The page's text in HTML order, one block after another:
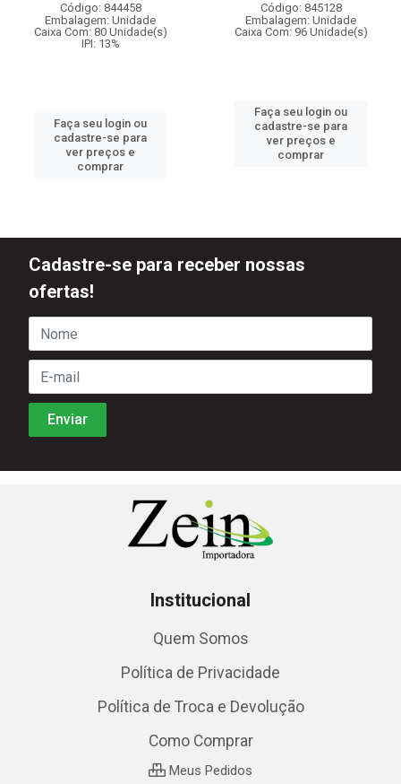
Código: 844458
Embalagem: Unidade
Caixa Com: 80 Unidade(s)
IPI: 13%
Faça seu login ou
cadastre-se para
ver preços e
comprar
Código: 845128
Embalagem: Unidade
Caixa Com: 96 Unidade(s)
Faça seu login ou
cadastre-se para
ver preços e
comprar
Cadastre-se para receber nossas
ofertas!
Institucional
Quem Somos
Política de Privacidade
Política de Troca e Devolução
Como Comprar
Meus Pedidos